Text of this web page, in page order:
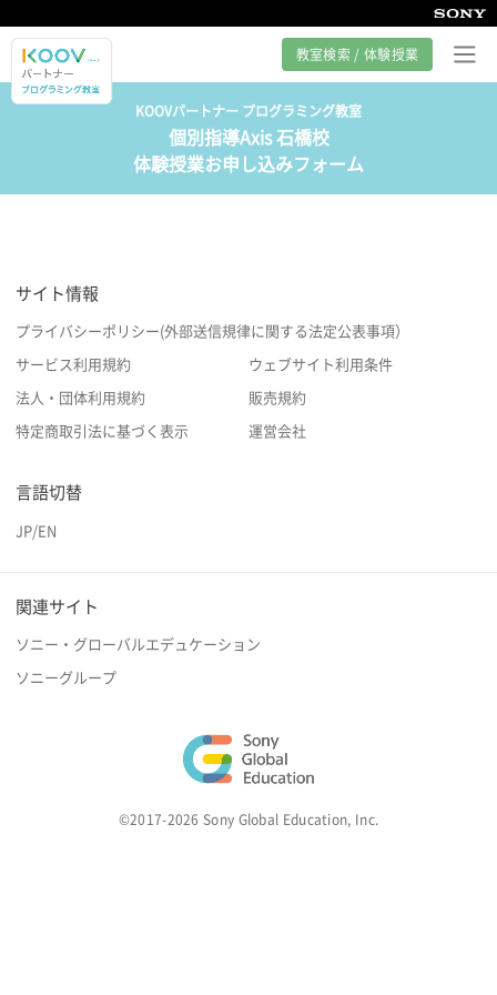
教室検索 / 体験授業
プログラミング教室とは
カリキュラム紹介
サポート
KOOVパートナー プログラミング教室
個別指導Axis 石橋校
体験授業お申し込みフォーム
サイト情報
プライバシーポリシー(外部送信規律に関する法定公表事項）
サービス利用規約 ウェブサイト利用条件
法人・団体利用規約 販売規約
特定商取引法に基づく表示 運営会社
言語切替
JP/EN
関連サイト
ソニー・グローバルエデュケーション
ソニーグループ
©2017-2026 Sony Global Education, Inc.